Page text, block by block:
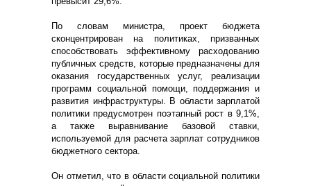
По словам министра, проект бюджета
сконцентрирован на политиках, призванных
способствовать эффективному расходованию
публичных средств, которые предназначены для
оказания государственных услуг, реализации
программ социальной помощи, поддержания и
развития инфраструктуры. В области зарплатой
политики предусмотрен поэтапный рост в 9,1%,
а также выравнивание базовой ставки,
используемой для расчета зарплат сотрудников
бюджетного сектора.
Он отметил, что в области социальной политики